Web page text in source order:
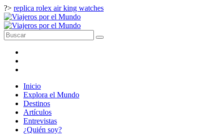
?> replica rolex air king watches
Inicio
Explora el Mundo
Destinos
Artículos
Entrevistas
¿Quién soy?